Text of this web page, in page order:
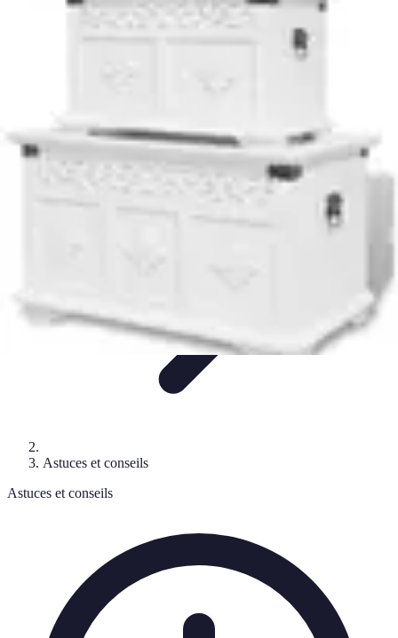
Astuces d'Achat Incontournables Produits à SurveillerAstuces et
Astuces et conseils
Astuces et conseils